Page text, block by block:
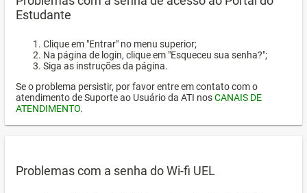
Estudante
Clique em "Entrar" no menu superior;
Na página de login, clique em "Esqueceu sua senha?";
Siga as instruções da página.
Se o problema persistir, por favor entre em contato com o
atendimento de Suporte ao Usuário da ATI nosCANAIS DE
ATENDIMENTO.
Problemas com a senha do Wi-fi UEL